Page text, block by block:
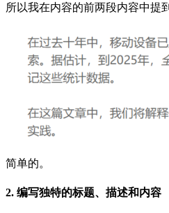
所以我在内容的前两段内容中提
简单的。
2. 编写独特的标题、描述和内容